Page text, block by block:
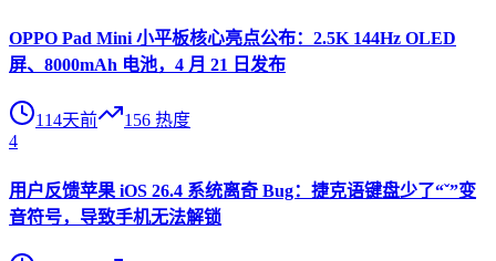
OPPO Pad Mini 小平板核心亮点公布：2.5K 144Hz OLED
屏、8000mAh 电池，4 月 21 日发布
114天前 156 热度
4
用户反馈苹果 iOS 26.4 系统离奇 Bug：捷克语键盘少了“ˇ”变
音符号，导致手机无法解锁